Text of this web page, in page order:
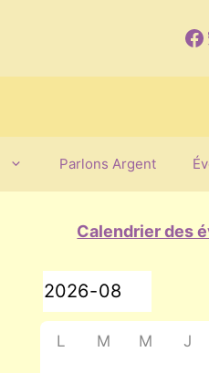
Parlons Argent
Calendrier des
L M M J